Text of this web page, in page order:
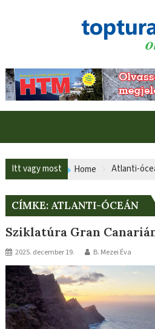
Itt vagy most Home Atlanti-
CÍMKE: ATLANTI-ÓCEÁN
Sziklatúra Gran
2025. december 19. B. Mezei Éva